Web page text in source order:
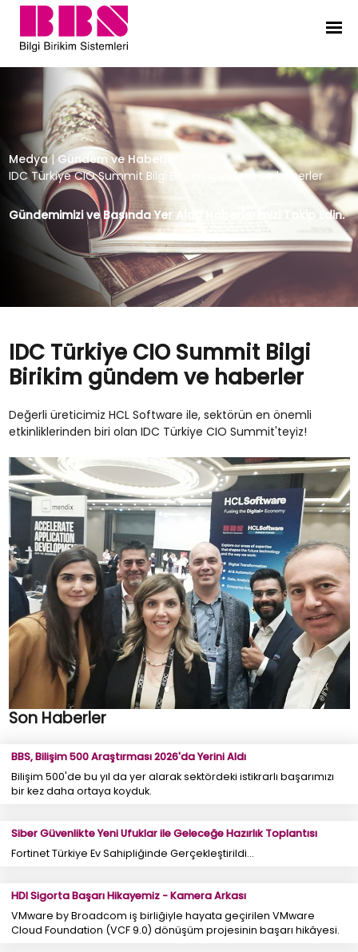
IDC Türkiye CIO Summit Bilgi
Medya | Gündem ve Haberler
IDC Türkiye CIO Summit Bilgi Birikim gündem ve haberler
Gündemimizi ve Basında Yer Alan Haberlerimizi Takip Edin.
IDC Türkiye CIO Summit Bilgi
Birikim gündem ve haberler
Değerli üreticimiz HCL Software ile, sektörün en önemli
etkinliklerinden biri olan IDC Türkiye CIO Summit'teyiz!
Son Haberler
BBS, Bilişim 500 Araştırması 2026'da Yerini Aldı
Bilişim 500'de bu yıl da yer alarak sektördeki istikrarlı başarımızı
bir kez daha ortaya koyduk.
Siber Güvenlikte Yeni Ufuklar ile Geleceğe Hazırlık Toplantısı
Fortinet Türkiye Ev Sahipliğinde Gerçekleştirildi...
HDI Sigorta Başarı Hikayemiz - Kamera Arkası
VMware by Broadcom iş birliğiyle hayata geçirilen VMware
Cloud Foundation (VCF 9.0) dönüşüm projesinin başarı hikâyesi.